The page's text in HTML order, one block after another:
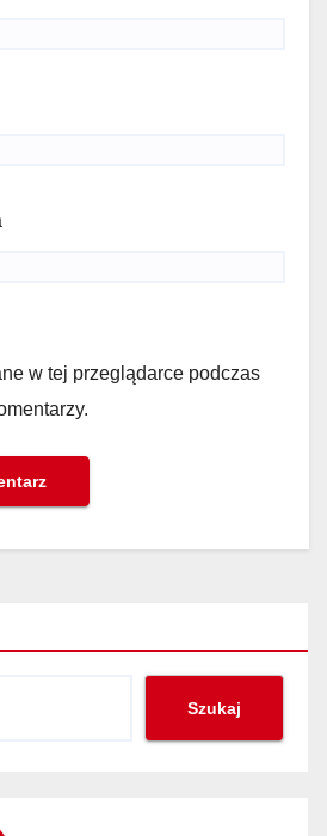
w tej przeglądarce podczas
Szukaj